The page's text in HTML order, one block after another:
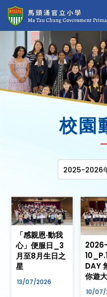
校園
2025-2026
「感親恩‧動我
心」便服日_3
月至8月生日之
星
13/07/2026
DAY
你遊
10/07/